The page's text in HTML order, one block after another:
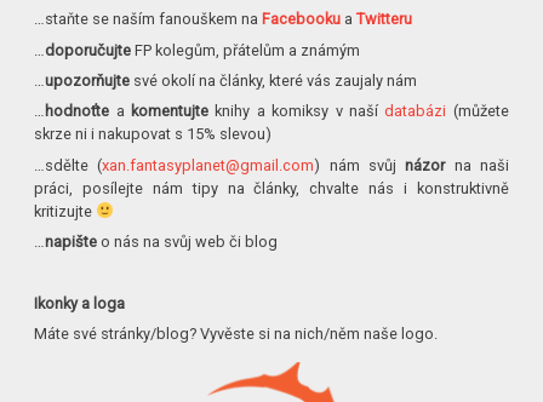
…staňte se naším fanouškem na Facebooku aTwitteru
…doporučujte FP kolegům, přátelům a známým
…upozorňujte své okolí na články, které vás zaujaly nám
… hodnoťte a komentujteknihy a komiksy v našídatabázi (můžete
skrze ni i nakupovat s 15% slevou)
…sdělte (xan.fantasyplanet@gmail.com) nám svůjnázorna naši
práci, posílejte nám tipy na články, chvalte nás i konstruktivně
kritizujte
…napište o nás na svůj web či blog
Ikonky a loga
Máte své stránky/blog? Vyvěste si na nich/něm naše logo.